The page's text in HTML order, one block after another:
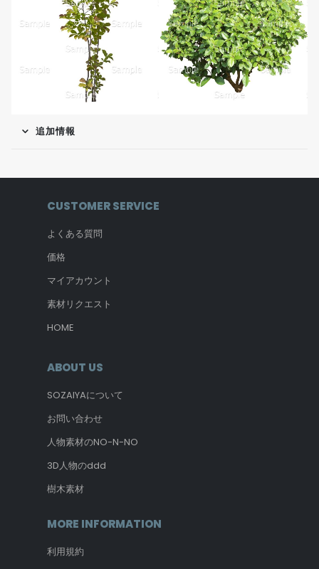
追加情報
CUSTOMER SERVICE
よくある質問
価格
マイアカウント
素材リクエスト
HOME
ABOUT US
SOZAIYAについて
お問い合わせ
人物素材のNO-N-NO
3D人物のddd
樹木素材
MORE INFORMATION
利用規約